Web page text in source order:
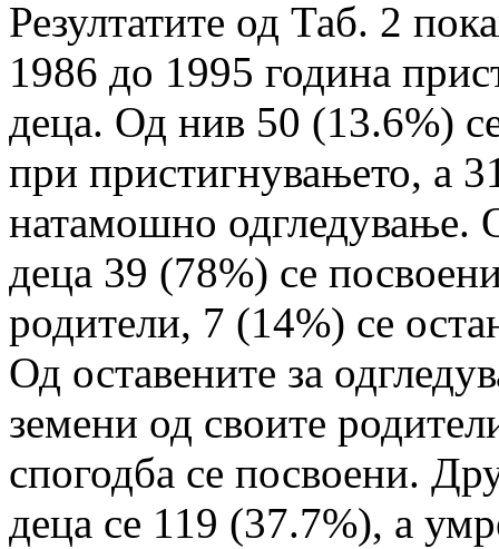
Резултатите од Таб. 2
1986 до 1995 година
деца. Од нив 50 (13.6%)
при пристигнувањето, а
натамошно одгледување.
деца 39 (78%) се
родители, 7 (14%) се
Од оставените за
земени од своите
спогодба се посвоени.
деца се 119 (37.7%), а